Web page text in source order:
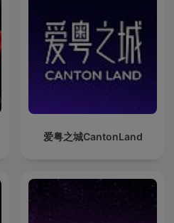
爱粤之城CantonLand